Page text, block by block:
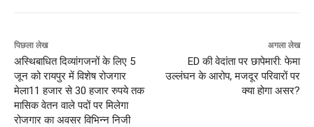
पिछला लेख
अस्थिबाधित दिव्यांगजनों के लिए 5
जून को रायपुर में विशेष रोजगार
मेला11 हजार से 30 हजार रुपये तक
मासिक वेतन वाले पदों पर मिलेगा
रोजगार का अवसर विभिन्न निजी
अगला लेख
ED की वेदांता पर छापेमारी: फेमा
उल्लंघन के आरोप, मजदूर परिवारों पर
क्या होगा असर?